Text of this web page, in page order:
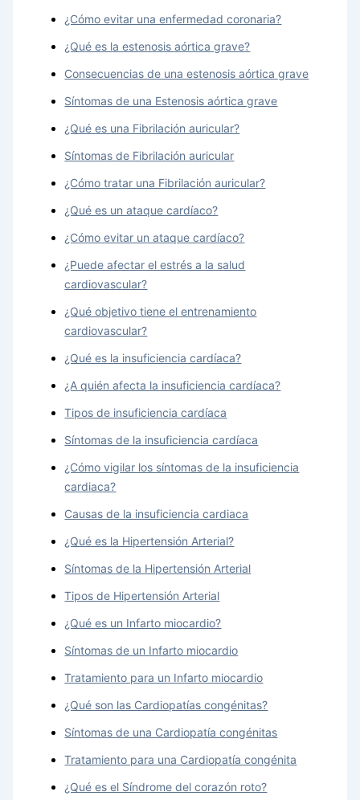
¿Cómo evitar una enfermedad coronaria?
¿Qué es la estenosis aórtica grave?
Consecuencias de una estenosis aórtica grave
Síntomas de una Estenosis aórtica grave
¿Qué es una Fibrilación auricular?
Síntomas de Fibrilación auricular
¿Cómo tratar una Fibrilación auricular?
¿Qué es un ataque cardíaco?
¿Cómo evitar un ataque cardíaco?
¿Puede afectar el estrés a la salud
cardiovascular?
¿Qué objetivo tiene el entrenamiento
cardiovascular?
¿Qué es la insuficiencia cardíaca?
¿A quién afecta la insuficiencia cardíaca?
Tipos de insuficiencia cardíaca
Síntomas de la insuficiencia cardíaca
¿Cómo vigilar los síntomas de la insuficiencia
cardiaca?
Causas de la insuficiencia cardiaca
¿Qué es la Hipertensión Arterial?
Síntomas de la Hipertensión Arterial
Tipos de Hipertensión Arterial
¿Qué es un Infarto miocardio?
Síntomas de un Infarto miocardio
Tratamiento para un Infarto miocardio
¿Qué son las Cardiopatías congénitas?
Síntomas de una Cardiopatía congénitas
Tratamiento para una Cardiopatía congénita
¿Qué es el Síndrome del corazón roto?